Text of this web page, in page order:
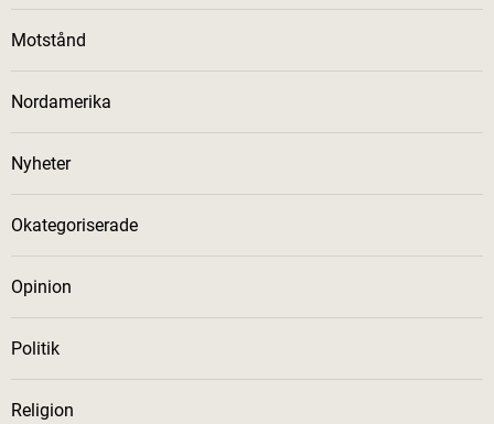
Motstånd
Nordamerika
Nyheter
Okategoriserade
Opinion
Politik
Religion